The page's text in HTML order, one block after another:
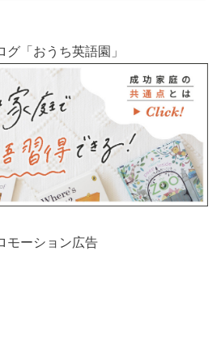
グ「おうち英語園」
モーション広告